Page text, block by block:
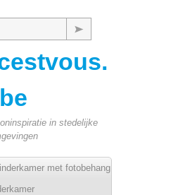
be
in stedelijke
met fotobehang